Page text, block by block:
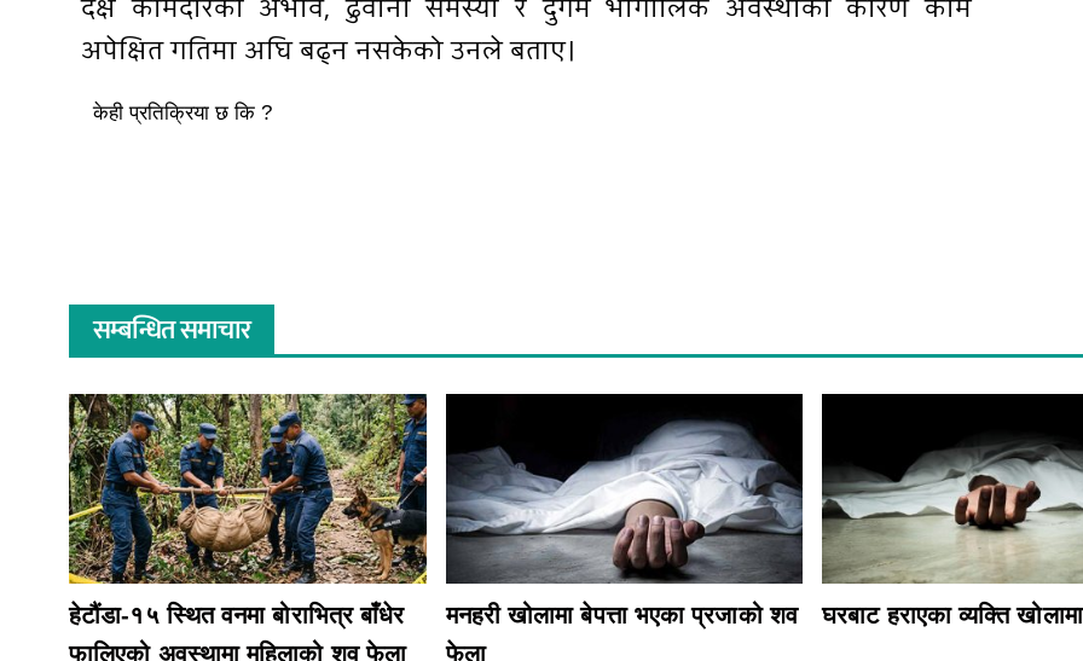
दक्ष कामदारको अभाव, ढुवानी समस्या र दुर्गम भौगोलिक अवस्थाका कारण काम
अपेक्षित गतिमा अघि बढ्न नसकेको उनले बताए।
केही प्रतिक्रिया छ कि ?
सम्बन्धित समाचार
हेटौंडा-१५ स्थित वनमा बोराभित्र बाँधेर
फालिएको अवस्थामा महिलाको शव फेला
मनहरी खोलामा बेपत्ता भएका प्रजाको शव
फेला
घरबाट हराएका व्यक्ति